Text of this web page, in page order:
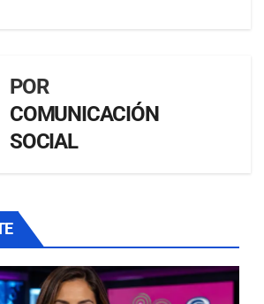
POR
COMUNICACIÓN
SOCIAL